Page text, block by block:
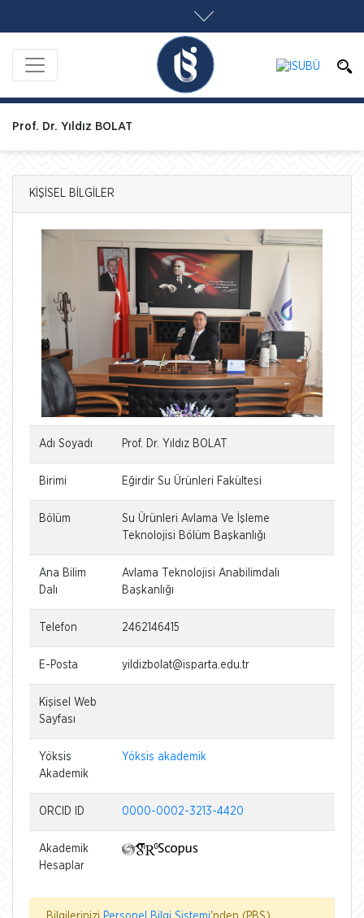
Prof. Dr. Yıldız BOLAT
KİŞİSEL BİLGİLER
Adı Soyadı Prof. Dr. Yıldız BOLAT
Birimi Eğirdir Su Ürünleri Fakültesi
Bölüm
Su Ürünleri Avlama Ve İşleme
Teknolojisi Bölüm Başkanlığı
Ana Bilim
Dalı
Avlama Teknolojisi Anabilimdalı
Başkanlığı
Telefon 2462146415
E-Posta yildizbolat@isparta.edu.tr
Kişisel Web
Sayfası
Yöksis
Akademik
Yöksis akademik
ORCID ID 0000-0002-3213-4420
Akademik
Hesaplar